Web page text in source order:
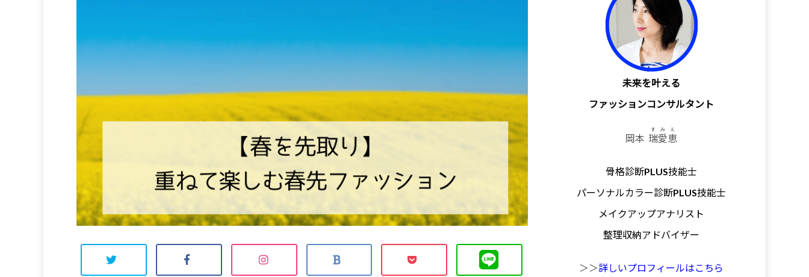
未来を叶える
ファッションコンサルタント
岡本 瑞愛恵
すみえ
骨格診断PLUS技能士
パーソナルカラー診断PLUS技能士
メイクアップアナリスト
整理収納アドバイザー
＞＞詳しいプロフィールはこちら